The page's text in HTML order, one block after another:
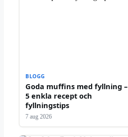
BLOGG
Goda muffins med fyllning –
5 enkla recept och
fyllningstips
7 aug 2026